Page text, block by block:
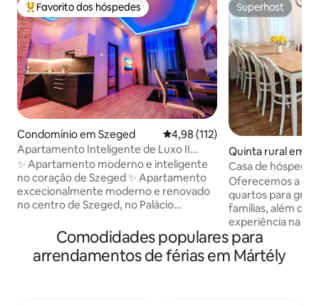
Favoritos dos hóspedes mais apreciados
Favorito dos hóspedes
Condomínio em Szeged Classificação média de 4,98 em
4,98 (112)
Apartamento Inteligente de Luxo II
Feketesas utca 19-21
✨ Apartamento moderno e inteligente
no coração de Szeged ✨ Apartamento
excecionalmente moderno e renovado
no centro de Szeged, no Palácio
metros da Rua Kárász, a rua pedonal da
elegância de um edifício histórico com
Superhost
Superhost
Quinta rural em
Casa de
Oferecemos a
quartos para
famílias, além de
experiência na
todo o ano. A
gerações.
12 pessoas, com
Comodidades populares para
arrendamentos de férias em Mártély